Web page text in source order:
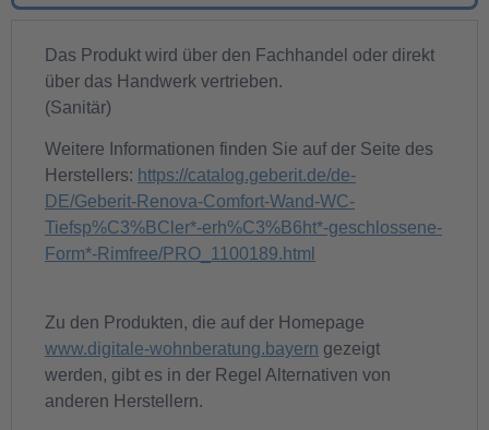
Das Produkt wird über den Fachhandel oder direkt
über das Handwerk vertrieben.
(Sanitär)
Weitere Informationen finden Sie auf der Seite des
Herstellers: https://catalog.geberit.de/de-
DE/Geberit-Renova-Comfort-Wand-WC-
Tiefsp%C3%BCler*-erh%C3%B6ht*-geschlossene-
Form*-Rimfree/PRO_1100189.html
Zu den Produkten, die auf der Homepage
www.digitale-wohnberatung.bayern gezeigt
werden, gibt es in der Regel Alternativen von
anderen Herstellern.